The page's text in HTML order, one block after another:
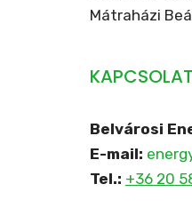
Mátraházi
KAPCSOLAT
Belvárosi
E-mail:
Tel.: +36 20